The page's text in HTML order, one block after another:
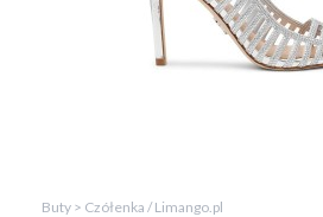
Buty > Czółenka / Limango.pl